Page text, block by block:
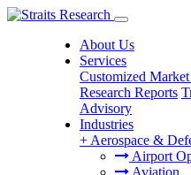
About Us
Services
Customized Market
Research Reports
Advisory
Industries
+ Aerospace &
Airport
Aviation